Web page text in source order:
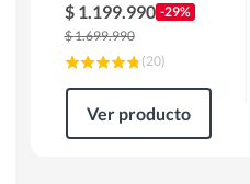
$ 1.199.990 -29%
$1.699.990
(20)
Ver producto